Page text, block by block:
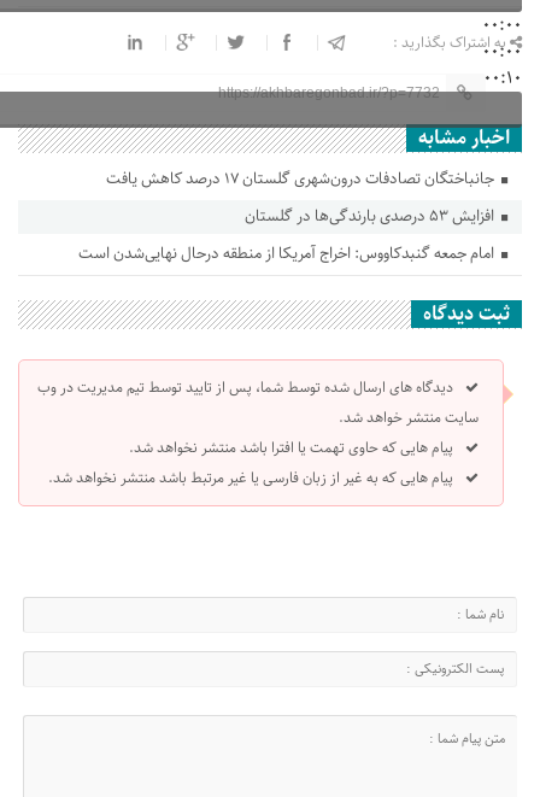
00:00
00:00
00:10
به اشتراک بگذارید :
https://akhbaregonbad.ir/?p=7732
اخبار مشابه
جانباختگان تصادفات درون‌شهری گلستان ۱۷ درصد کاهش یافت
افزایش ۵۳ درصدی بارندگی‌ها در گلستان
امام جمعه گنبدکاووس: اخراج آمریکا از منطقه درحال نهایی‌شدن است
ثبت دیدگاه
دیدگاه های ارسال شده توسط شما، پس از تایید توسط تیم مدیریت در وب
سایت منتشر خواهد شد.
پیام هایی که حاوی تهمت یا افترا باشد منتشر نخواهد شد.
پیام هایی که به غیر از زبان فارسی یا غیر مرتبط باشد منتشر نخواهد شد.